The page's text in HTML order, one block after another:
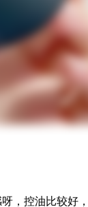
，控油比较好